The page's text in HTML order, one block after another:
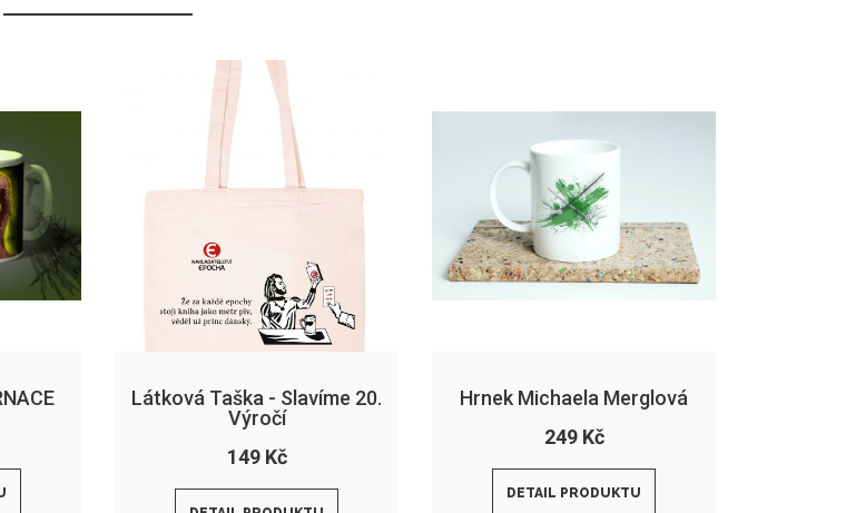
Látková Taška - Slavíme 20.
Výročí
149 Kč
Hrnek Michaela Merglová
249 Kč
DETAIL PRODUKTU